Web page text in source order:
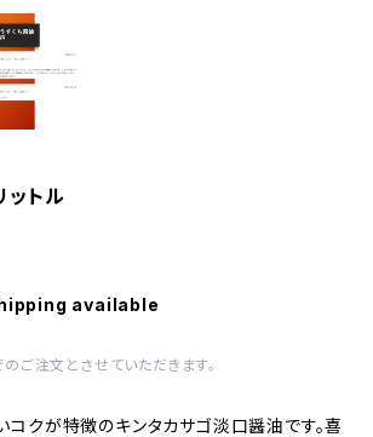
ットル
available
ご注文とさせていただきます。
クが特徴のキンタカサゴ淡口醤油です。喜